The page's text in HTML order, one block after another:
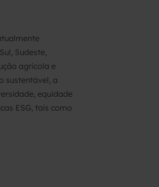
Sudeste,
agrícola e
sustentável, a
equidade
ESG, tais como